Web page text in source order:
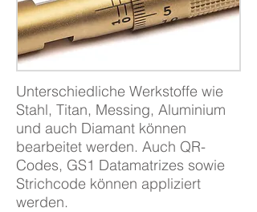
Unterschiedliche Werkstoffe wie
Stahl, Titan, Messing, Aluminium
und auch Diamant können
bearbeitet werden. Auch QR-
Codes, GS1 Datamatrizes sowie
Strichcode können appliziert
werden.